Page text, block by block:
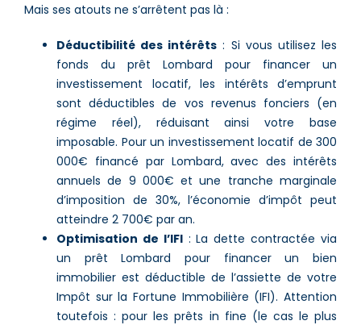
Mais ses atouts ne s’arrêtent pas là :
Déductibilité des intérêts : Si vous utilisez les
fonds du prêt Lombard pour financer un
investissement locatif, les intérêts d’emprunt
sont déductibles de vos revenus fonciers (en
régime réel), réduisant ainsi votre base
imposable. Pour un investissement locatif de 300
000€ financé par Lombard, avec des intérêts
annuels de 9 000€ et une tranche marginale
d’imposition de 30%, l’économie d’impôt peut
atteindre 2 700€ par an.
Optimisation de l’IFI: La dette contractée via
un prêt Lombard pour financer un bien
immobilier est déductible de l’assiette de votre
Impôt sur la Fortune Immobilière (IFI). Attention
toutefois : pour les prêts in fine (le cas le plus